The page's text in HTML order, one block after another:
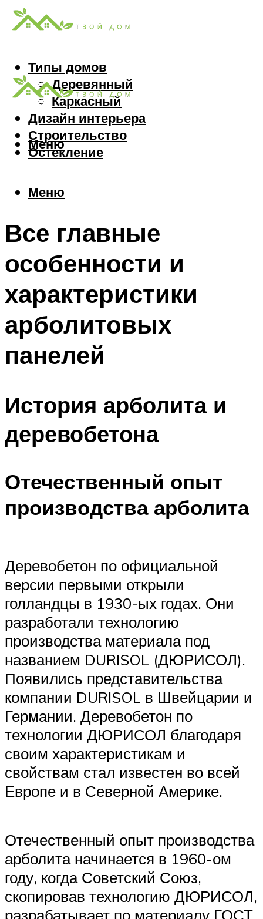
Типы домов
Деревянный
Каркасный
Дизайн интерьера
Строительство
Остекление
Меню
Меню
Все главные
особенности и
характеристики
арболитовых
панелей
История арболита и
деревобетона
Отечественный опыт
производства арболита
Деревобетон по официальной
версии первыми открыли
голландцы в 1930-ых годах. Они
разработали технологию
производства материала под
названием DURISOL (ДЮРИСОЛ).
Появились представительства
компании DURISOL в Швейцарии и
Германии. Деревобетон по
технологии ДЮРИСОЛ благодаря
своим характеристикам и
свойствам стал известен во всей
Европе и в Северной Америке.
Отечественный опыт производства
арболита начинается в 1960-ом
году, когда Советский Союз,
скопировав технологию ДЮРИСОЛ,
разрабатывает по материалу ГОСТ.